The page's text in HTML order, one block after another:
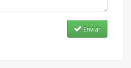
Enviar